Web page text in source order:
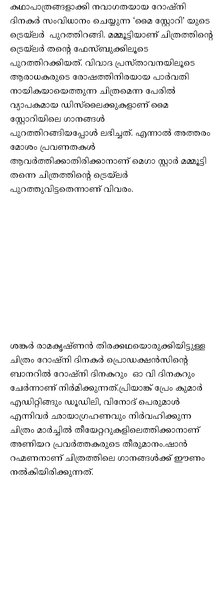
കഥാപാത്രങ്ങളാക്കി നവാഗതയായ റോഷ്‌നി
ദിനകർ സംവിധാനം ചെയ്യുന്ന ‘മൈ സ്റ്റോറി’ യുടെ
ട്രെയ്‌ലർ പുറത്തിറങ്ങി. മമ്മൂട്ടിയാണ് ചിത്രത്തിന്റെ
ട്രെയ്‌ലർ തന്റെ ഫേസ്‍ബുക്കിലൂടെ
പുറത്തിറക്കിയത്. വിവാദ പ്രസ്താവനയിലൂടെ
ആരാധകരുടെ രോഷത്തിനിരയായ പാർവതി
നായികയായെത്തുന്ന ചിത്രമെന്ന പേരിൽ
വ്യാപകമായ ഡിസ്‌ലൈക്കുകളാണ് മൈ
സ്റ്റോറിയിലെ ഗാനങ്ങൾ
പുറത്തിറങ്ങിയപ്പോൾ ലഭിച്ചത്. എന്നാൽ അത്തരം
മോശം പ്രവണതകൾ
ആവർത്തിക്കാതിരിക്കാനാണ് മെഗാ സ്റ്റാർ മമ്മൂട്ടി
തന്നെ ചിത്രത്തിന്റെ ട്രെയ്‌ലർ
പുറത്തുവിട്ടതെന്നാണ് വിവരം.
ശങ്കർ രാമകൃഷ്ണൻ തിരക്കഥയൊരുക്കിയിട്ടുള്ള
ചിത്രം റോഷ്‌നി ദിനകർ പ്രൊഡക്ഷൻസിന്റെ
ബാനറിൽ റോഷ്‌നി ദിനകറും ഓ വി ദിനകറും
ചേർന്നാണ് നിർമിക്കുന്നത്.പ്രിയാങ്ക് പ്രേം കുമാർ
എഡിറ്റിങ്ങും ഡൂഡിലി, വിനോദ് പെരുമാൾ
എന്നിവർ ഛായാഗ്രഹണവും നിർവഹിക്കുന്ന
ചിത്രം മാർച്ചിൽ തീയേറ്ററുകളിലെത്തിക്കാനാണ്
അണിയറ പ്രവർത്തകരുടെ തീരുമാനം.ഷാൻ
റഹ്മണനാണ് ചിത്രത്തിലെ ഗാനങ്ങൾക്ക് ഈണം
നൽകിയിരിക്കുന്നത്.